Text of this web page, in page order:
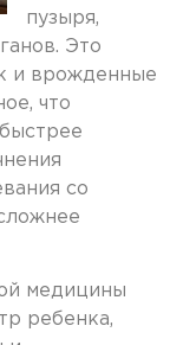
пузыря,
Это
и врожденные
что
со
медицины
ребенка,